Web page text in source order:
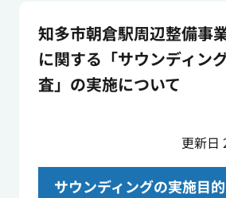
知多市朝倉駅周辺整備事
に関する「サウンディン
査」の実施について
更新日
サウンディングの実施目的